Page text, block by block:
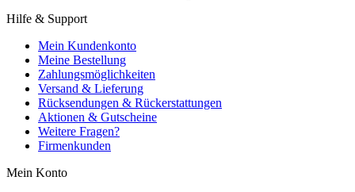
Hilfe & Support
Mein Kundenkonto
Meine Bestellung
Zahlungsmöglichkeiten
Versand & Lieferung
Rücksendungen & Rückerstattungen
Aktionen & Gutscheine
Weitere Fragen?
Firmenkunden
Mein Konto